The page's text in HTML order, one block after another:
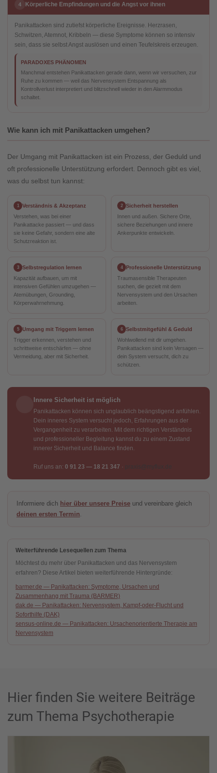
4 Körperliche Empfindungen und die Angst vor ihnen
Panikattacken sind zutiefst körperliche Ereignisse. Herzrasen,
Schwitzen, Atemnot, Kribbeln — diese Symptome können so intensiv
sein, dass sie selbst Angst auslösen und einen Teufelskreis erzeugen.
PARADOXES PHÄNOMEN
Manchmal entstehen Panikattacken gerade dann, wenn wir versuchen, zur
Ruhe zu kommen — weil das Nervensystem Entspannung als
Kontrollverlust interpretiert und blitzschnell wieder in den Alarmmodus
schaltet.
Wie kann ich mit Panikattacken umgehen?
Der Umgang mit Panikattacken ist ein Prozess, der Geduld und
oft professionelle Unterstützung erfordert. Dennoch gibt es viel,
was du selbst tun kannst:
1
Verständnis & Akzeptanz
Verstehen, was bei einer
Panikattacke passiert — und dass
sie keine Gefahr, sondern eine alte
Schutzreaktion ist.
2
Sicherheit herstellen
Innen und außen. Sichere Orte,
sichere Beziehungen und innere
Ankerpunkte entwickeln.
3
Selbstregulation lernen
Kapazität aufbauen, um mit
intensiven Gefühlen umzugehen —
Atemübungen, Grounding,
Körperwahrnehmung.
4
Professionelle Unterstützung
Traumasensible Therapeuten
suchen, die gezielt mit dem
Nervensystem und den Ursachen
arbeiten.
5
Umgang mit Triggern lernen
Trigger erkennen, verstehen und
schrittweise entschärfen — ohne
Vermeidung, aber mit Sicherheit.
6
Selbstmitgefühl & Geduld
Wohlwollend mit dir umgehen.
Panikattacken sind kein Versagen —
dein System versucht, dich zu
schützen.
Innere Sicherheit ist möglich
Panikattacken können sich unglaublich beängstigend anfühlen.
Dein inneres System versucht jedoch, Erfahrungen aus der
Vergangenheit zu verarbeiten. Mit dem richtigen Verständnis
und professioneller Begleitung kannst du zu einem Zustand
innerer Sicherheit und Balance finden.
Ruf uns an: 0 91 23 — 18 21 347 · praxis@myflux.de
Informiere dich hier über unsere Preise und vereinbare gleich
deinen ersten Termin.
Weiterführende Lesequellen zum Thema
Möchtest du mehr über Panikattacken und das Nervensystem
erfahren? Diese Artikel bieten weiterführende Hintergründe:
barmer.de — Panikattacken: Symptome, Ursachen und
Zusammenhang mit Trauma (BARMER)
dak.de — Panikattacken: Nervensystem, Kampf-oder-Flucht und
Soforthilfe (DAK)
sensus-online.de — Panikattacken: Ursachenorientierte Therapie am
Nervensystem
Hier finden Sie weitere Beiträge
zum Thema Psychotherapie